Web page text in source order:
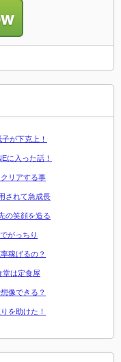
が下克上！
に入った話！
リアする事
されて急成長
の笑顔を造る
がっちり
稼げるの？
堂は定食屋
像できる？
を助けた！